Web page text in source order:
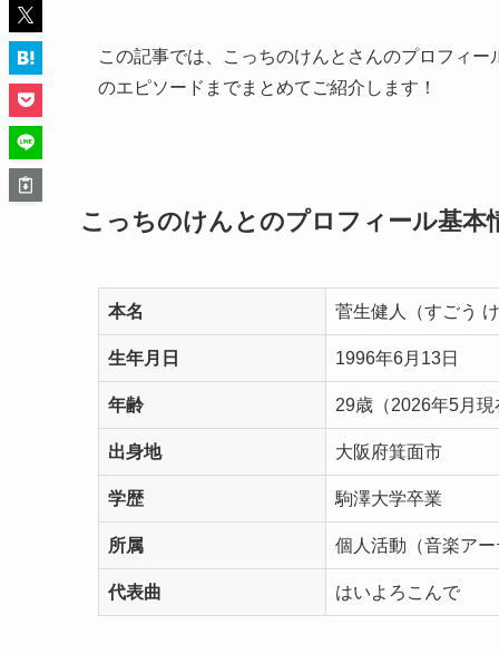
この記事では、こっちのけんとさんのプロフィ
のエピソードまでまとめてご紹介します！
こっちのけんとのプロフィール基本
本名 菅生健人（すごう
生年月日 1996年6月13日
年齢 29歳（2026年5月現
出身地 大阪府箕面市
学歴 駒澤大学卒業
所属 個人活動（音楽ア
代表曲 はいよろこんで